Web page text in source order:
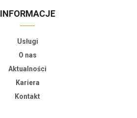
INFORMACJE
Usługi
O nas
Aktualności
Kariera
Kontakt